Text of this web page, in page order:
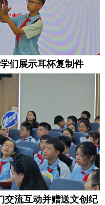
们展示耳杯复制件
交流互动并赠送文创纪